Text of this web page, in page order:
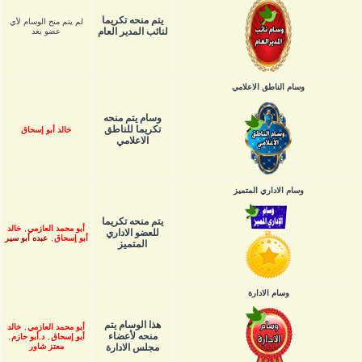
يتم منحه تكريما
لنائب المدير العام
لم يتم منح الوسام لأي
عضو بعد
وسام الناطق الاعلامي
وسام يتم منحه
تكريما للناطق
الاعلامي
خالد أبو إسحاق
وسام الاداري المتميز
يتم منحه تكريما
للعضو الاداري
المتميز
أبو محمد العازمي
خالد
أبو إسحاق
عبده أبو سير
وسام الادارة
هذا الوسام يتم
منحه لأعضاء
مجلس الادارة
أبو محمد العازمي
خالد
أبو إسحاق
,د.أبو حازم
معتز شاور